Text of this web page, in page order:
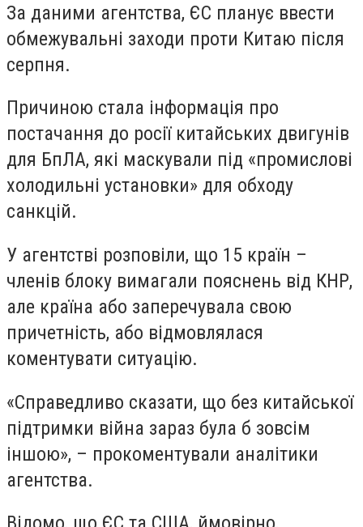
За даними агентства, ЄС планує ввести
обмежувальні заходи проти Китаю після
серпня.
Причиною стала інформація про
постачання до росії китайських двигунів
для БпЛА, які маскували під «промислові
холодильні установки» для обходу
санкцій.
У агентстві розповіли, що 15 країн –
членів блоку вимагали пояснень від КНР,
але країна або заперечувала свою
причетність, або відмовлялася
коментувати ситуацію.
«Справедливо сказати, що без китайської
підтримки війна зараз була б зовсім
іншою», – прокоментували аналітики
агентства.